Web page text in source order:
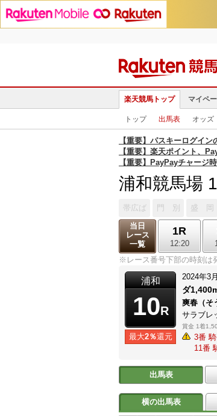
楽天競馬トップ マイペ
トップ 出馬表 オッズ
【重要】パスキーログイ
【重要】楽天ポイント、
【重要】PayPayチャージ
浦和競馬場
帯広ば 門 別 盛 岡
当日
レース
一覧
1R
12:20
※レース番号下部の時刻は
浦和
10R
最大2％還元
2024年3
ダ
爽春（
サラブ
賞金 1着
3番
11番
出馬表
横の出馬表